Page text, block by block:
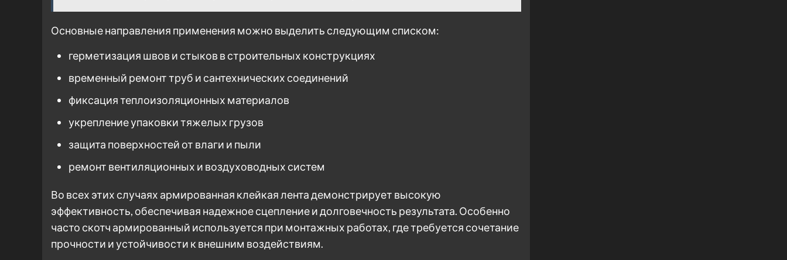
Основные направления применения можно выделить следующим списком:
герметизация швов и стыков в строительных конструкциях
временный ремонт труб и сантехнических соединений
фиксация теплоизоляционных материалов
укрепление упаковки тяжелых грузов
защита поверхностей от влаги и пыли
ремонт вентиляционных и воздуховодных систем
Во всех этих случаях армированная клейкая лента демонстрирует высокую
эффективность, обеспечивая надежное сцепление и долговечность результата. Особенно
часто скотч армированный используется при монтажных работах, где требуется сочетание
прочности и устойчивости к внешним воздействиям.